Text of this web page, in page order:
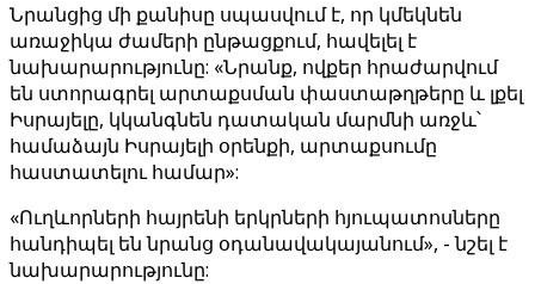
Նրանցից մի քանիսը սպասվում է, որ կմեկնեն
առաջիկա ժամերի ընթացքում, հավելել է
նախարարությունը: «Նրանք, ովքեր հրաժարվում
են ստորագրել արտաքսման փաստաթղթերը և լքել
Իսրայելը, կկանգնեն դատական մարմնի առջև՝
համաձայն Իսրայելի օրենքի, արտաքսումը
հաստատելու համար»:
«Ուղևորների հայրենի երկրների հյուպատոսները
հանդիպել են նրանց օդանավակայանում», - նշել է
նախարարությունը: